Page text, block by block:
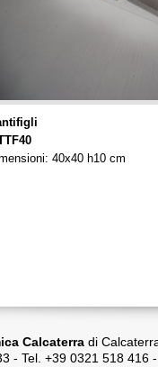
40x40 h10 cm
Calcaterradi
- Tel. +39 0321 518